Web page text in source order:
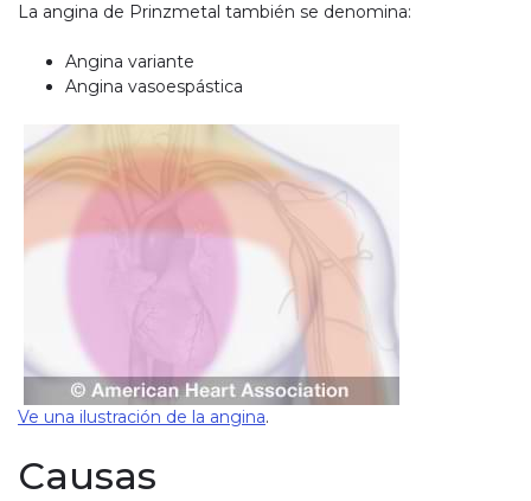
La angina de Prinzmetal también se denomina:
Angina variante
Angina vasoespástica
Ve una ilustración de la angina.
Causas